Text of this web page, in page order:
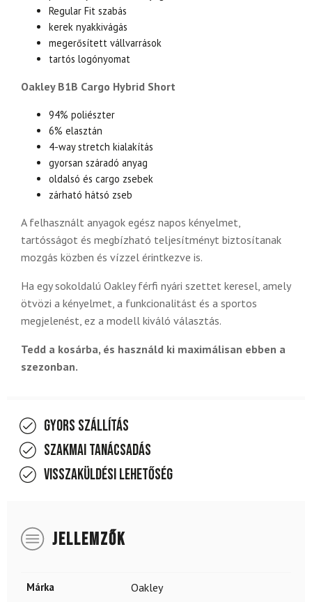
Regular Fit szabás
kerek nyakkivágás
megerősített vállvarrások
tartós logónyomat
Oakley B1B Cargo Hybrid Short
94% poliészter
6% elasztán
4-way stretch kialakítás
gyorsan száradó anyag
oldalsó és cargo zsebek
zárható hátsó zseb
A felhasznált anyagok egész napos kényelmet,
tartósságot és megbízható teljesítményt biztosítanak
mozgás közben és vízzel érintkezve is.
Ha egy sokoldalú Oakley férfi nyári szettet keresel, amely
ötvözi a kényelmet, a funkcionalitást és a sportos
megjelenést, ez a modell kiváló választás.
Tedd a kosárba, és használd ki maximálisan ebben a
szezonban.
Gyors szállítás
Szakmai tanácsadás
Visszaküldési lehetőség
JELLEMZŐK
Márka Oakley